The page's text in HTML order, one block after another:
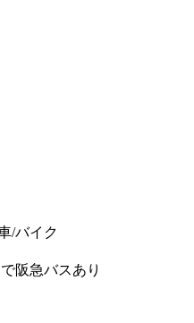
/バイク
阪急バスあり